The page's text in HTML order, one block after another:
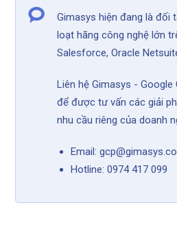
Gimasys hiện đang là đối
loạt hãng công nghệ lớn
Salesforce, Oracle
Liên hệ Gimasys -
để được tư vấn các giải
nhu cầu riêng của doanh
Email:
Hotline: 0974 417 099